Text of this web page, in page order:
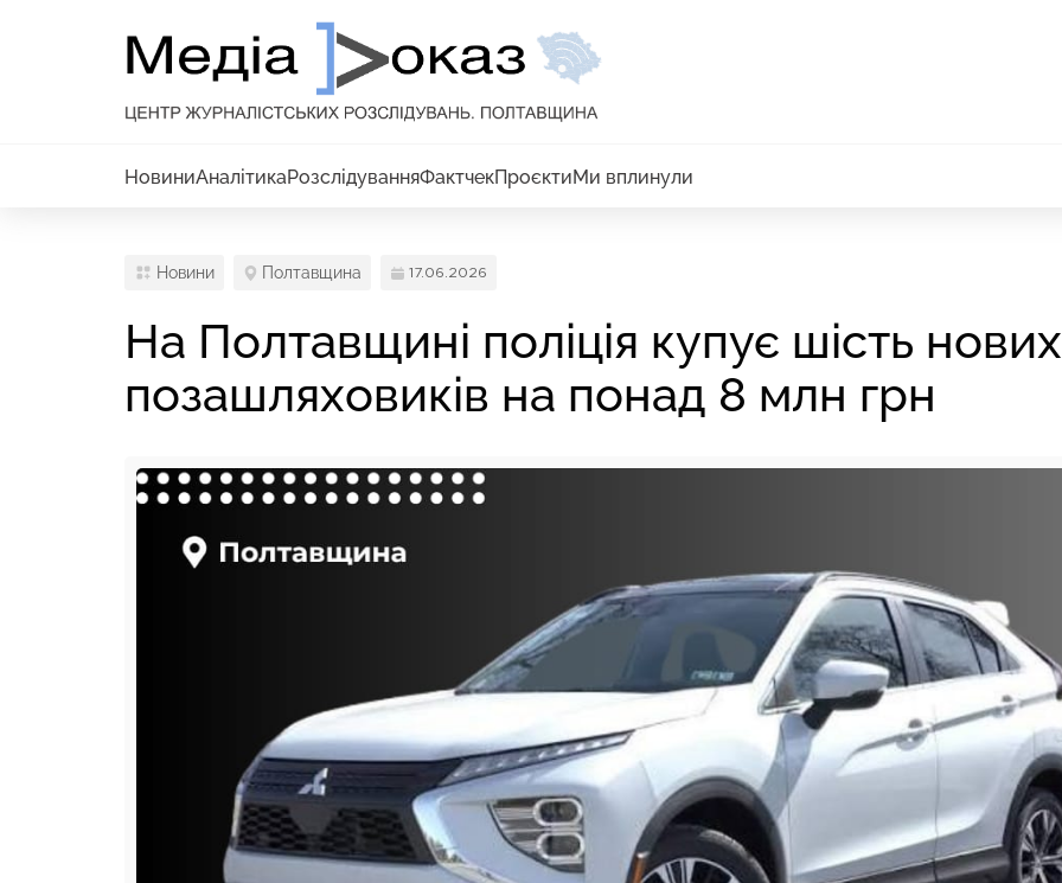
НовиниАналітикаРозслідуванняФактчекПроєктиМи вплинули
Новини Полтавщина 17.06.2026
На Полтавщині поліція купує шість нових
позашляховиків на понад 8 млн грн